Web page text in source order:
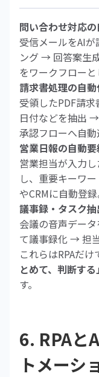
問い合わせ対応
受信メールをAI
ング → 回答案生
をワークフローと
請求書処理の自
受領したPDF請
日付などを抽出
承認フローへ自動
営業日報の自動要
営業担当が入力
し、重要キーワ
やCRMに自動登録
議事録・タスク抽
会議の音声デー
て議事録化 → 担
これらはRPAだけ
とめて、判断す
す。
6. RPAと
トメーシ